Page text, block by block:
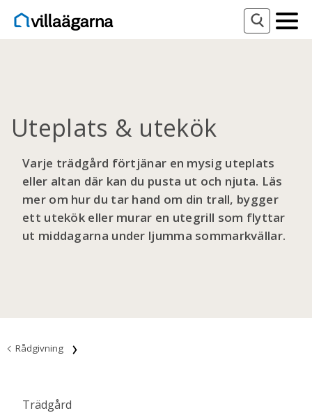
Uteplats & utekök
Varje trädgård förtjänar en mysig uteplats
eller altan där kan du pusta ut och njuta. Läs
mer om hur du tar hand om din trall, bygger
ett utekök eller murar en utegrill som flyttar
ut middagarna under ljumma sommarkvällar.
Rådgivning
Trädgård